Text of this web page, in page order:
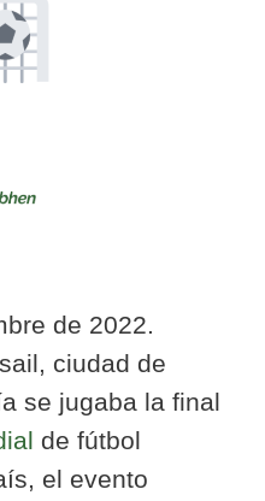
de 2022.
ciudad de
se jugaba la final
de fútbol
el evento